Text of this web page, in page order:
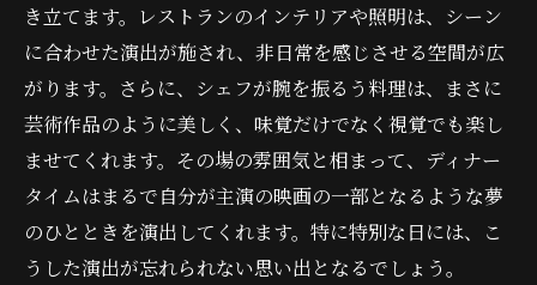
き立てます。レストランのインテリアや照明は、シーン
に合わせた演出が施され、非日常を感じさせる空間が広
がります。さらに、シェフが腕を振るう料理は、まさに
芸術作品のように美しく、味覚だけでなく視覚でも楽し
ませてくれます。その場の雰囲気と相まって、ディナー
タイムはまるで自分が主演の映画の一部となるような夢
のひとときを演出してくれます。特に特別な日には、こ
うした演出が忘れられない思い出となるでしょう。